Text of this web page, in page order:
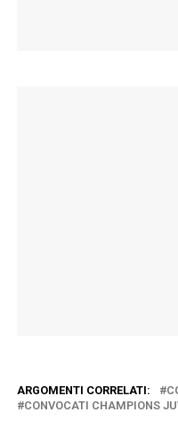
ARGOMENTI CORRELATI:
CONVOCATI CHAMPIONS